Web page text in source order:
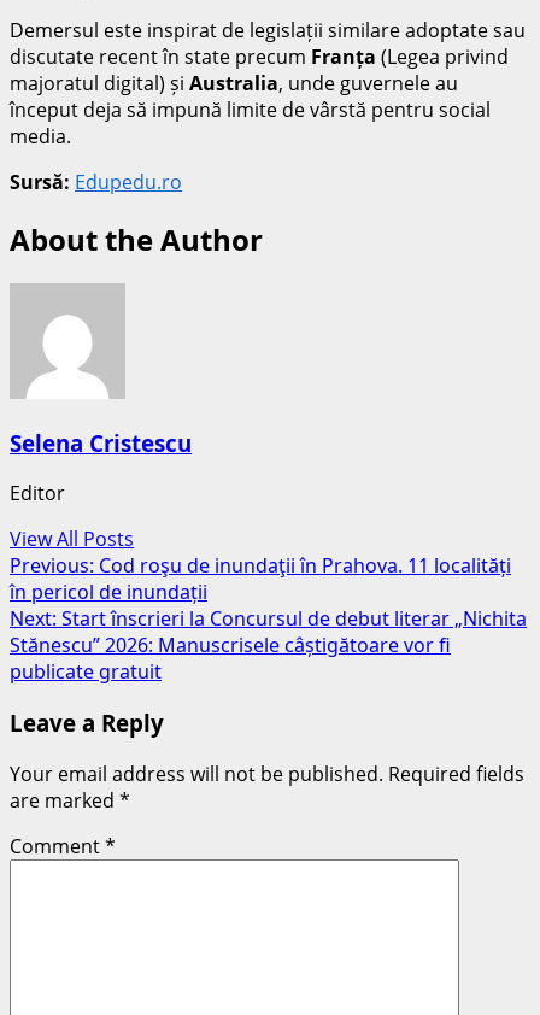
Demersul este inspirat de legislații similare adoptate sau
discutate recent în state precum Franța (Legea privind
majoratul digital) și Australia, unde guvernele au
început deja să impună limite de vârstă pentru social
media.
Sursă: Edupedu.ro
About the Author
Selena Cristescu
Editor
View All Posts
Post
navigation
Previous: Cod roşu de inundaţii în Prahova. 11 localități
în pericol de inundații
Next: Start înscrieri la Concursul de debut literar „Nichita
Stănescu” 2026: Manuscrisele câștigătoare vor fi
publicate gratuit
Leave a Reply
Your email address will not be published. Required fields
are marked *
Comment*